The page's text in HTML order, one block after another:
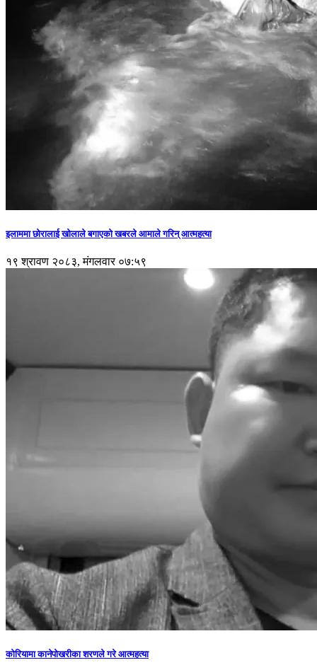
इलाममा छोरालाई खोलाले बगाएकाे खबरले आमाले गरिन् आत्महत्या
१९ श्रावण २०८३, मंगलवार ०७:५९
कोरियामा कानेपोखरीका शरणले गरे आत्महत्या